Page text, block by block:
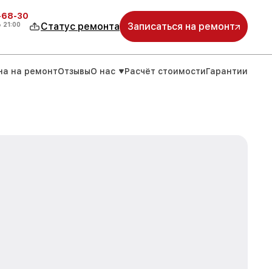
30
21:00 Статус ремонта Записаться на ремонт
на ремонтОтзывыО нас Расчёт стоимостиГарантии